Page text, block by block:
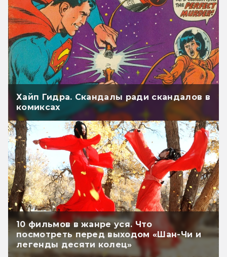
Хайп Гидра. Скандалы ради скандалов в
комиксах
10 фильмов в жанре уся. Что
посмотреть перед выходом «Шан-Чи и
легенды десяти колец»